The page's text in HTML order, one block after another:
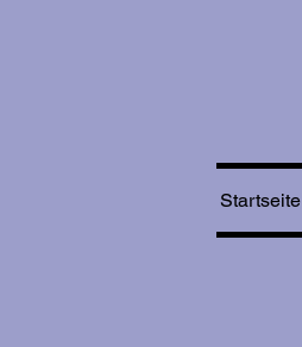
Startseite